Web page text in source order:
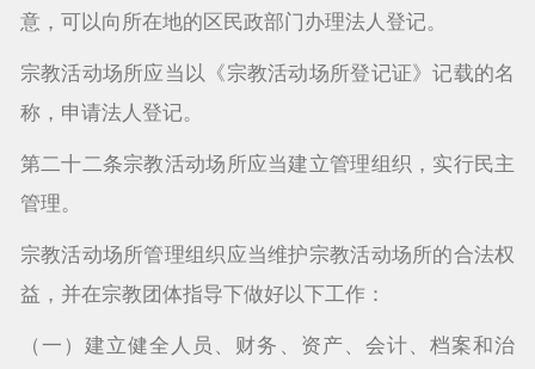
意，可以向所在地的区民政部门办理法人登记。
宗教活动场所应当以《宗教活动场所登记证》记载的名
称，申请法人登记。
第二十二条宗教活动场所应当建立管理组织，实行民主
管理。
宗教活动场所管理组织应当维护宗教活动场所的合法权
益，并在宗教团体指导下做好以下工作：
（一）建立健全人员、财务、资产、会计、档案和治